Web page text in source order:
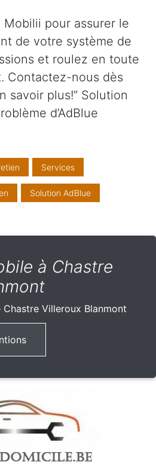
pour assurer le
de votre système de
et roulez en toute
Contactez-nous dès
savoir plus!” Solution
d’AdBlue
Services
Solution AdBlue
à Chastre
Chastre Villeroux Blanmont